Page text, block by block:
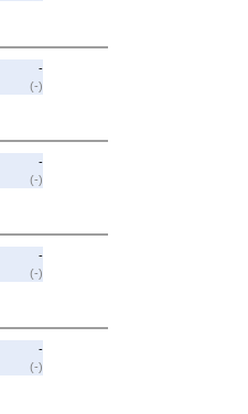
-
(-)
-
(-)
-
(-)
-
(-)